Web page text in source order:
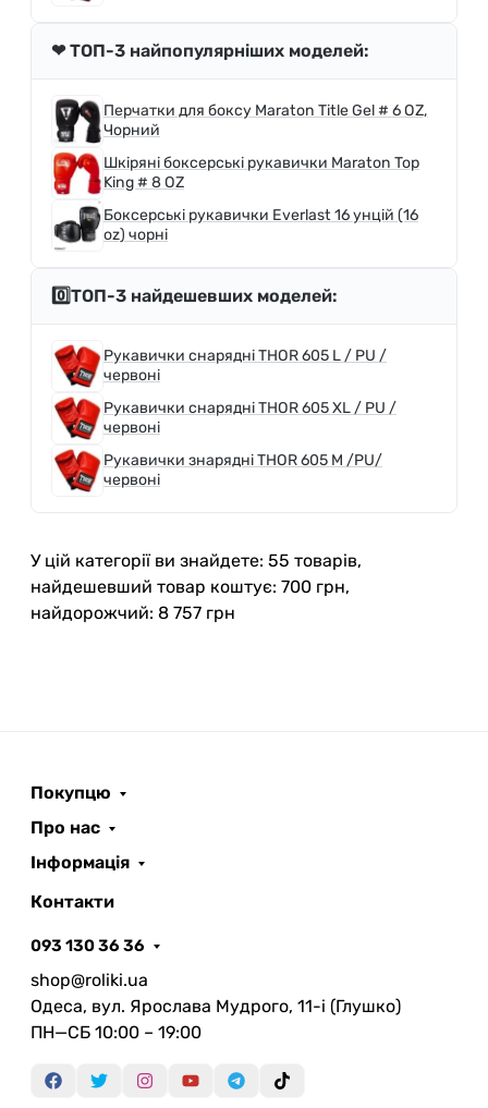
❤ ТОП-3 найпопулярніших моделей:
Перчатки для боксу Maraton Title Gel # 6 OZ,
Чорний
Шкіряні боксерські рукавички Maraton Top
King # 8 OZ
Боксерські рукавички Everlast 16 унцій (16
oz) чорні
0️⃣ТОП-3 найдешевших моделей:
Рукавички снарядні THOR 605 L / PU /
червоні
Рукавички снарядні THOR 605 XL / PU /
червоні
Рукавички знарядні THOR 605 M /PU/
червоні
У цій категорії ви знайдете: 55 товарів,
найдешевший товар коштує: 700 грн,
найдорожчий: 8 757 грн
Покупцю
Про нас
Інформація
Контакти
093 130 36 36
shop@roliki.ua
Одеса, вул. Ярослава Мудрого, 11-i (Глушко)
ПН—СБ 10:00 – 19:00